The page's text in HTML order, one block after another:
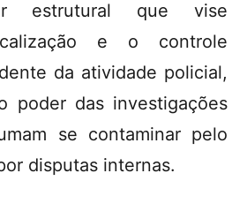
estrutural que vise
e o controle
da atividade policial,
poder das investigações
se contaminar pelo
disputas internas.